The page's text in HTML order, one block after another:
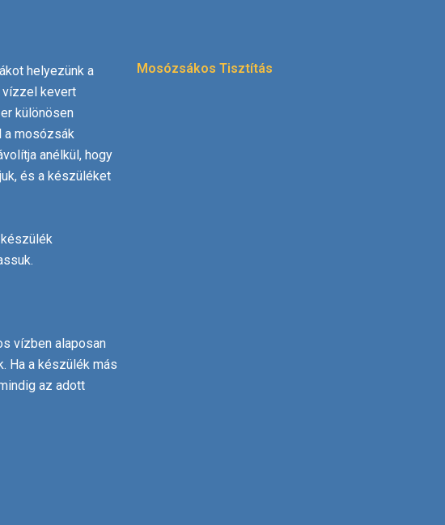
Mosózsákos Tisztítás
helyezünk a
vízzel kevert
különösen
a mosózsák
anélkül, hogy
és a készüléket
vízben alaposan
Ha a készülék más
az adott